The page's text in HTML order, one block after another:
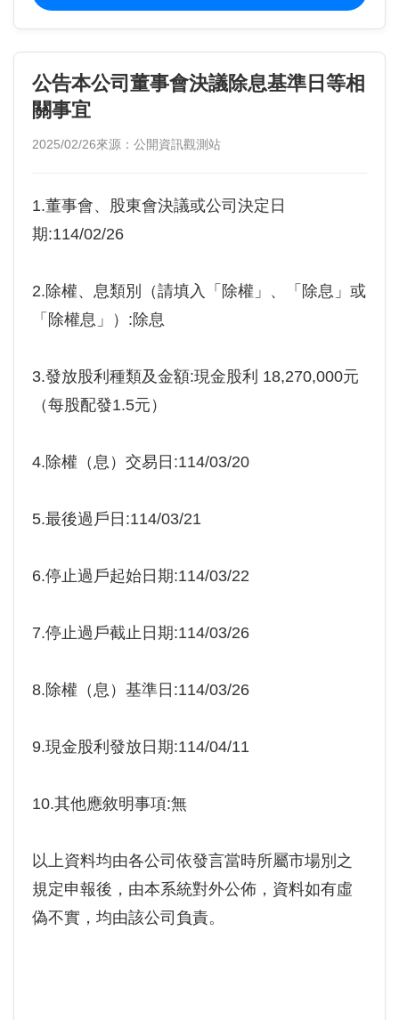
公告本公司董事會決議除息基準日等相
關事宜
2025/02/26來源：公開資訊觀測站
1.董事會、股東會決議或公司決定日
期:114/02/26
2.除權、息類別（請填入「除權」、「除息」或
「除權息」）:除息
3.發放股利種類及金額:現金股利 18,270,000元
（每股配發1.5元）
4.除權（息）交易日:114/03/20
5.最後過戶日:114/03/21
6.停止過戶起始日期:114/03/22
7.停止過戶截止日期:114/03/26
8.除權（息）基準日:114/03/26
9.現金股利發放日期:114/04/11
10.其他應敘明事項:無
以上資料均由各公司依發言當時所屬市場別之
規定申報後，由本系統對外公佈，資料如有虛
偽不實，均由該公司負責。